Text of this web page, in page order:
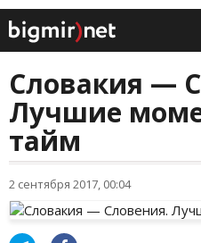
Словакия —
Лучшие
тайм
2 сентября 2017, 00:04